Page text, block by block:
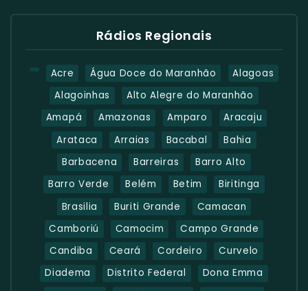
Rádios Regionais
Acre Água Doce do Maranhão
Alagoas
Alagoinhas
Alto Alegre do Maranhão
Amapá
Amazonas Amparo
Aracaju
Arataca
Arraias Bacabal
Bahia
Barbacena
Barreiras
Barro Alto
Barro Verde
Belém Betim
Biritinga
Brasilia
Buriti Grande
Camacan
Camboriú
Camocim
Campo Grande
Candiba
Ceará Cordeiro
Curvelo
Diadema
Distrito Federal
Dona Emma